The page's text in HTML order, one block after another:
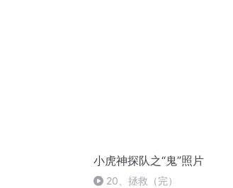
小虎神探队之“鬼”照片
20、拯救（完）